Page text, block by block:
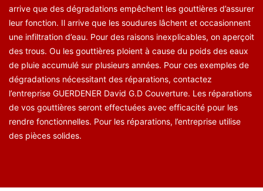
arrive que des dégradations empêchent les gouttières d’assurer
leur fonction. Il arrive que les soudures lâchent et occasionnent
une infiltration d’eau. Pour des raisons inexplicables, on aperçoit
des trous. Ou les gouttières ploient à cause du poids des eaux
de pluie accumulé sur plusieurs années. Pour ces exemples de
dégradations nécessitant des réparations, contactez
l’entreprise GUERDENER David G.D Couverture. Les réparations
de vos gouttières seront effectuées avec efficacité pour les
rendre fonctionnelles. Pour les réparations, l’entreprise utilise
des pièces solides.